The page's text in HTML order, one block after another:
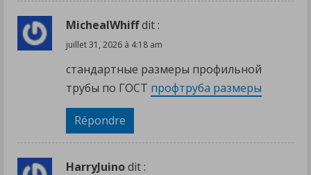
MichealWhiffdit :
juillet 31, 2026 à 4:18 am
стандартные размеры профильной
трубы по ГОСТ профтруба размеры
Répondre
HarryJuinodit :